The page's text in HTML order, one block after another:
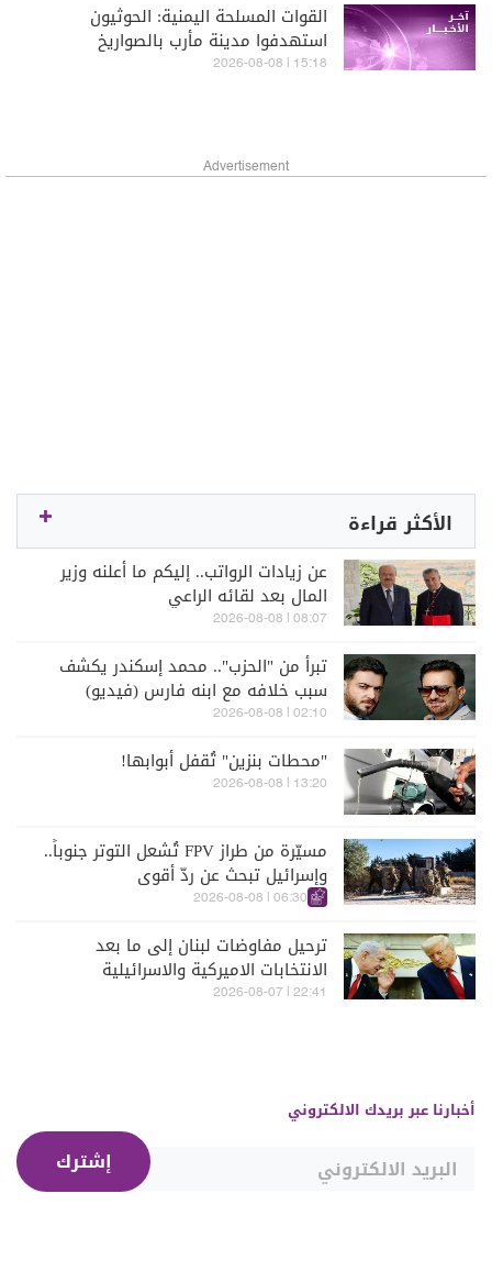
القوات المسلحة اليمنية: الحوثيون
استهدفوا مدينة مأرب بالصواريخ
15:18 | 2026-08-08
Advertisement
الأكثر قراءة
عن زيادات الرواتب.. إليكم ما أعلنه وزير
المال بعد لقائه الراعي
08:07 | 2026-08-08
تبرأ من "الحزب".. محمد إسكندر يكشف
سبب خلافه مع ابنه فارس (فيديو)
02:10 | 2026-08-08
"محطات بنزين" تُقفل أبوابها!
13:20 | 2026-08-08
مسيّرة من طراز FPV تُشعل التوتر جنوباً..
وإسرائيل تبحث عن ردّ أقوى
06:30 | 2026-08-08
ترحيل مفاوضات لبنان إلى ما بعد
الانتخابات الاميركية والاسرائيلية
22:41 | 2026-08-07
أخبارنا عبر بريدك الالكتروني
إشترك